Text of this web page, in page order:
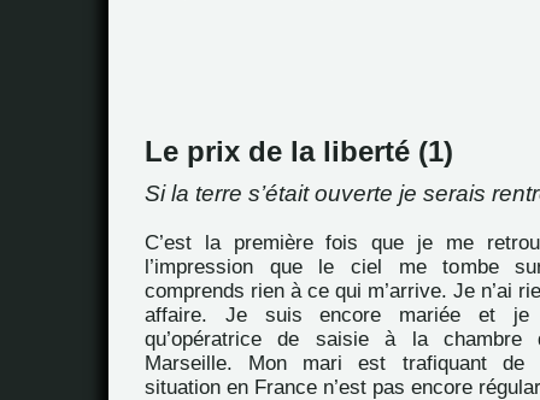
Le prix de la liberté (1)
Si la terre s’était ouverte je serais
C’est la première fois que je me
l’impression que le ciel me tombe
comprends rien à ce qui m’arrive. Je n’ai
affaire. Je suis encore mariée et je
qu’opératrice de saisie à la chambre
Marseille. Mon mari est trafiquant de
situation en France n’est pas encore